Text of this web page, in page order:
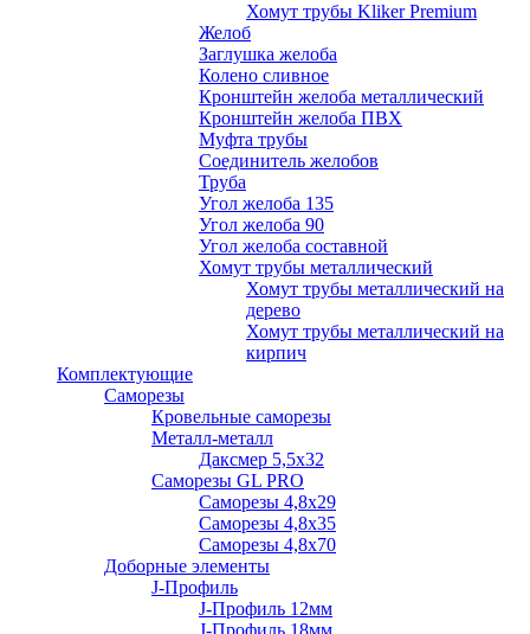
Хомут трубы Kliker Premium
Желоб
Заглушка желоба
Колено сливное
Кронштейн желоба металлический
Кронштейн желоба ПВХ
Муфта трубы
Соединитель желобов
Труба
Угол желоба 135
Угол желоба 90
Угол желоба составной
Хомут трубы металлический
Хомут трубы металлический на
дерево
Хомут трубы металлический на
кирпич
Комплектующие
Саморезы
Кровельные саморезы
Металл-металл
Даксмер 5,5х32
Саморезы GL PRO
Сaморезы 4,8х29
Сaморезы 4,8х35
Сaморезы 4,8х70
Доборные элементы
J-Профиль
J-Профиль 12мм
J-Профиль 18мм